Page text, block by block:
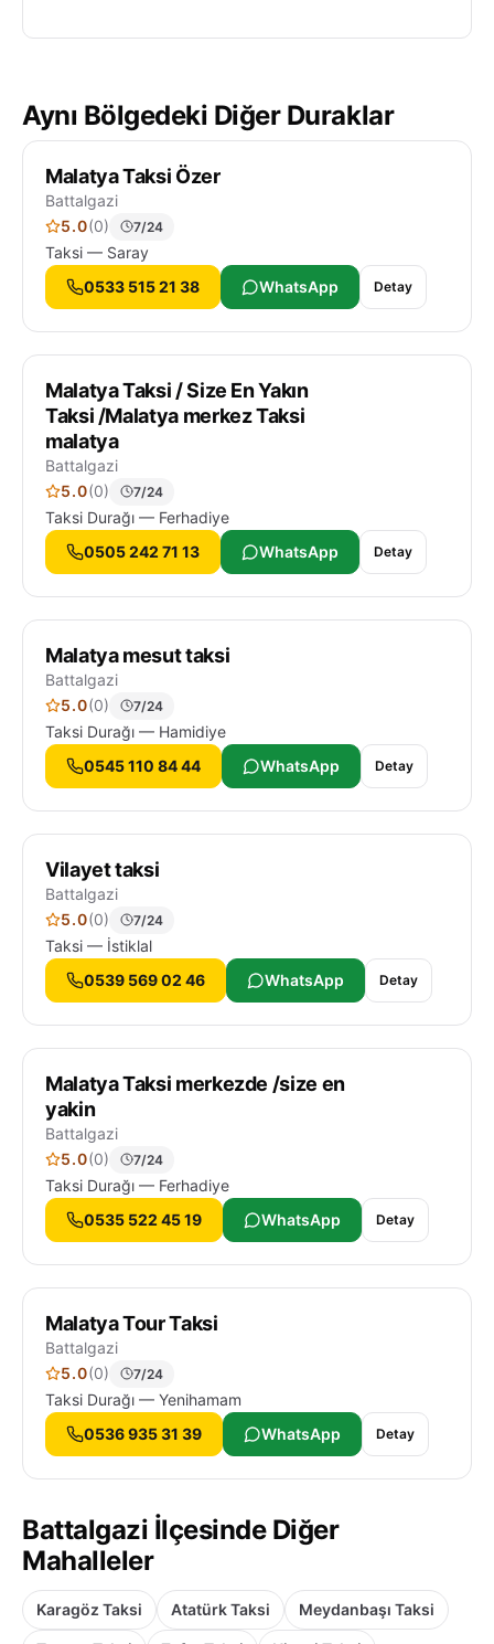
Aynı Bölgedeki Diğer Duraklar
Malatya Taksi Özer
Battalgazi
5.0(0) 7/24
Taksi — Saray
0533 515 21 38
WhatsApp Detay
Malatya Taksi / Size En Yakın
Taksi /Malatya merkez Taksi
malatya
Battalgazi
5.0(0) 7/24
Taksi Durağı — Ferhadiye
0505 242 71 13
WhatsApp Detay
Malatya mesut taksi
Battalgazi
5.0(0) 7/24
Taksi Durağı — Hamidiye
0545 110 84 44
WhatsApp Detay
Vilayet taksi
Battalgazi
5.0(0) 7/24
Taksi — İstiklal
0539 569 02 46
WhatsApp Detay
Malatya Taksi merkezde /size en
yakin
Battalgazi
5.0(0) 7/24
Taksi Durağı — Ferhadiye
0535 522 45 19
WhatsApp Detay
Malatya Tour Taksi
Battalgazi
5.0(0) 7/24
Taksi Durağı — Yenihamam
0536 935 31 39
WhatsApp Detay
Battalgazi İlçesinde Diğer
Mahalleler
Karagöz Taksi Atatürk Taksi Meydanbaşı Taksi